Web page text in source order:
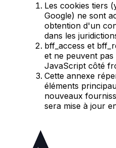
Les cookies tiers
Google) ne sont
obtention d'un
dans les
bff_access et
et ne peuvent
JavaScript côté
Cette annexe
éléments
nouveaux
sera mise à jour